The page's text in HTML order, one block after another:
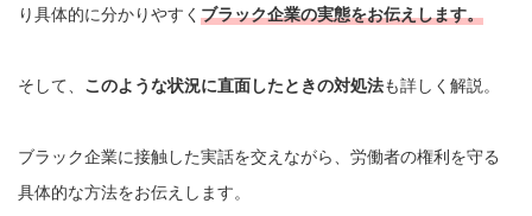
り具体的に分かりやすく ブラック企業の実態をお伝えします。
そして、 このような状況に直面したときの対処法も詳しく解説。
ブラック企業に接触した実話を交えながら、労働者の権利を守る
具体的な方法をお伝えします。